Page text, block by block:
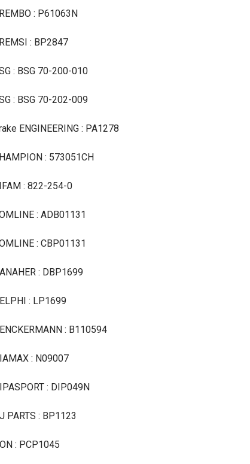
: P61063N
: BP2847
: BSG 70-200-010
: BSG 70-202-009
ENGINEERING : PA1278
: 573051CH
: 822-254-0
: ADB01131
: CBP01131
: DBP1699
: LP1699
: B110594
: N09007
: DIP049N
PARTS : BP1123
: PCP1045